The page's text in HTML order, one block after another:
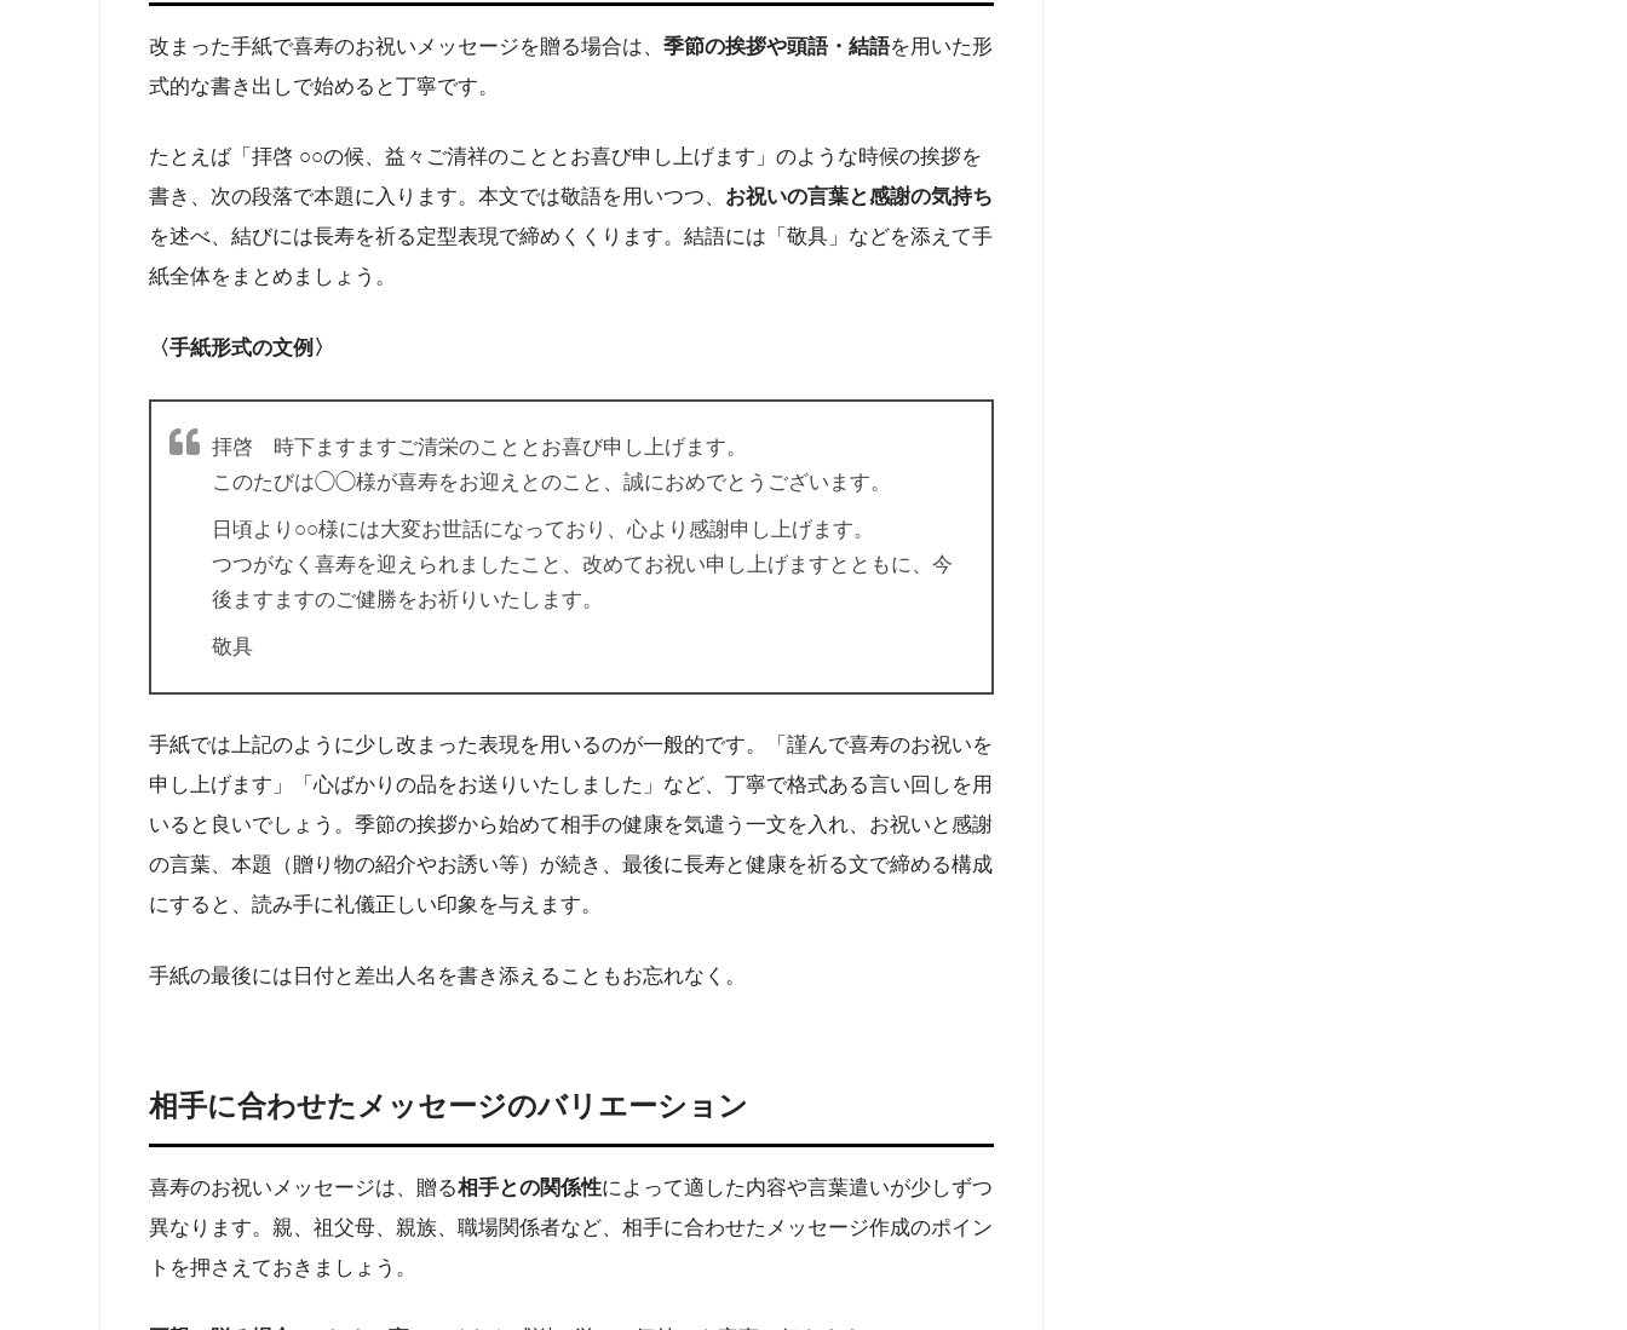
改まった手紙で喜寿のお祝いメッセージを贈る場合は、 季節の挨拶や頭語・結語を用いた形
式的な書き出しで始めると丁寧です。​
たとえば「拝啓 ○○の候、益々ご清祥のこととお喜び申し上げます」のような時候の挨拶を
書き、次の段落で本題に入ります。本文では敬語を用いつつ、 お祝いの言葉と感謝の気持ち
を述べ、結びには長寿を祈る定型表現で締めくくります。結語には「敬具」などを添えて手
紙全体をまとめましょう。
〈手紙形式の文例〉
拝啓 時下ますますご清栄のこととお喜び申し上げます。
このたびは◯◯様が喜寿をお迎えとのこと、誠におめでとうございます。​
日頃より○○様には大変お世話になっており、心より感謝申し上げます。
つつがなく喜寿を迎えられましたこと、改めてお祝い申し上げますとともに、今
後ますますのご健勝をお祈りいたします。​
敬具
手紙では上記のように少し改まった表現を用いるのが一般的です。「謹んで喜寿のお祝いを
申し上げます」「心ばかりの品をお送りいたしました」など、丁寧で格式ある言い回しを用
いると良いでしょう。季節の挨拶から始めて相手の健康を気遣う一文を入れ、お祝いと感謝
の言葉、本題（贈り物の紹介やお誘い等）が続き、最後に長寿と健康を祈る文で締める構成
にすると、読み手に礼儀正しい印象を与えます。​
手紙の最後には日付と差出人名を書き添えることもお忘れなく。
相手に合わせたメッセージのバリエーション
喜寿のお祝いメッセージは、贈る相手との関係性によって適した内容や言葉遣いが少しずつ
異なります。親、祖父母、親族、職場関係者など、相手に合わせたメッセージ作成のポイン
トを押さえておきましょう。​